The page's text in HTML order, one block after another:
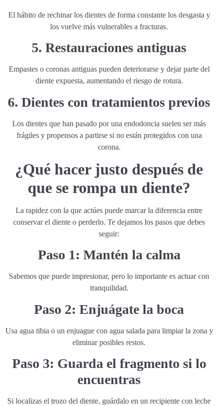
El hábito de rechinar los dientes de forma constante los desgasta y
los vuelve más vulnerables a fracturas.
5. Restauraciones antiguas
Empastes o coronas antiguas pueden deteriorarse y dejar parte del
diente expuesta, aumentando el riesgo de rotura.
6. Dientes con tratamientos previos
Los dientes que han pasado por una endodoncia suelen ser más
frágiles y propensos a partirse si no están protegidos con una
corona.
¿Qué hacer justo después de
que se rompa un diente?
La rapidez con la que actúes puede marcar la diferencia entre
conservar el diente o perderlo. Te dejamos los pasos que debes
seguir:
Paso 1: Mantén la calma
Sabemos que puede impresionar, pero lo importante es actuar con
tranquilidad.
Paso 2: Enjuágate la boca
Usa agua tibia o un enjuague con agua salada para limpiar la zona y
eliminar posibles restos.
Paso 3: Guarda el fragmento si lo
encuentras
Si localizas el trozo del diente, guárdalo en un recipiente con leche